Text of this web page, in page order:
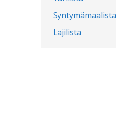
Syntymämaalista
Lajilista